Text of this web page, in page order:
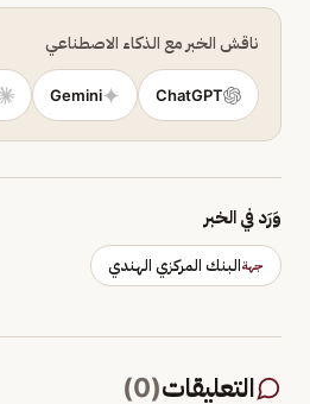
ناقش الخبر مع الذكاء الاصطناعي
ChatGPT
Gemini
وَرَد في الخبر
جهةالبنك المركزي الهندي
التعليقات(
0
)